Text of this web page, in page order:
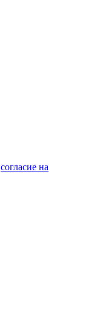
согласие на